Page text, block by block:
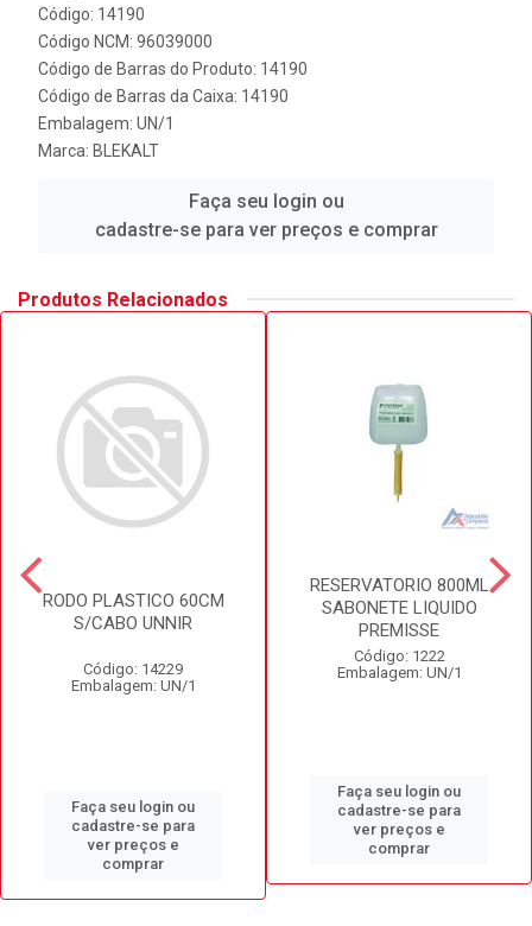
Código: 14190
Código NCM: 96039000
Código de Barras do Produto: 14190
Código de Barras da Caixa: 14190
Embalagem: UN/1
Marca: BLEKALT
Faça seu login ou
cadastre-se para ver preços e comprar
Produtos Relacionados
RODO PLASTICO 60CM
S/CABO UNNIR
Código: 14229
Embalagem: UN/1
Faça seu login ou
cadastre-se para
ver preços e
comprar
RESERVATORIO 800ML
SABONETE LIQUIDO
PREMISSE
Código: 1222
Embalagem: UN/1
Faça seu login ou
cadastre-se para
ver preços e
comprar